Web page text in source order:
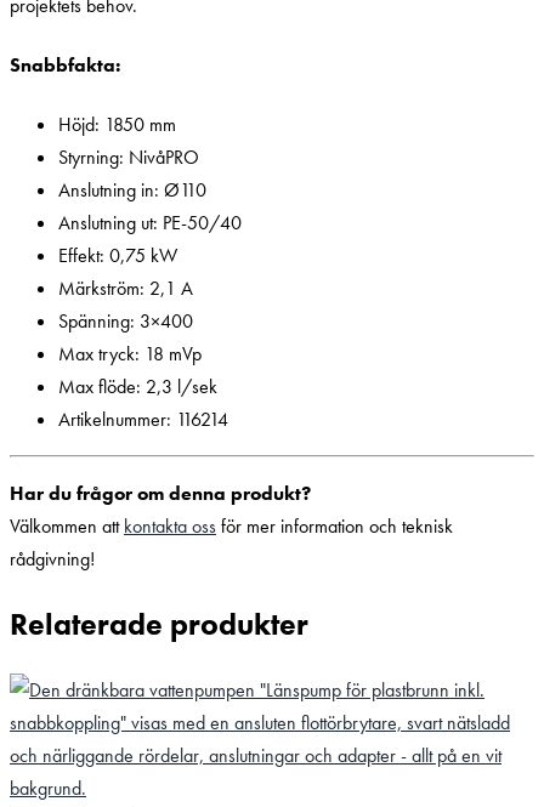
projektets behov.
Snabbfakta:
Höjd: 1850 mm
Styrning: NivåPRO
Anslutning in: Ø110
Anslutning ut: PE-50/40
Effekt: 0,75 kW
Märkström: 2,1 A
Spänning: 3×400
Max tryck: 18 mVp
Max flöde: 2,3 l/sek
Artikelnummer: 116214
Har du frågor om denna produkt?
Välkommen attkontakta ossför mer information och teknisk
rådgivning!
Relaterade produkter